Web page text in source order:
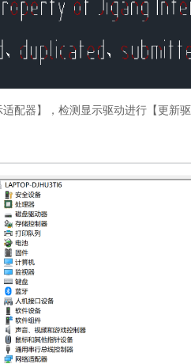
适配器】，检测显示驱动进行【更新